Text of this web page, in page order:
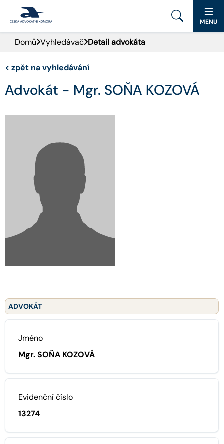
PORTÁL ČAK
DOMŮ
AKTUALITY
PRO VEŘEJNOST
ADVOKÁTNÍ DENÍK
KONTAKT
MENU
Domů Vyhledávač Detail advokáta
< zpět na vyhledávání
Advokát - Mgr. SOŇA KOZOVÁ
ADVOKÁT
Jméno
Mgr. SOŇA KOZOVÁ
Evidenční číslo
13274